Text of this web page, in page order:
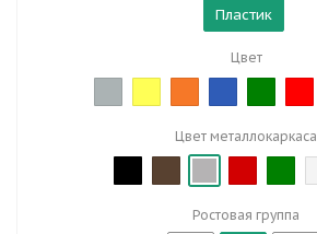
Пластик
Цвет
Цвет металлокаркаса
Ростовая группа